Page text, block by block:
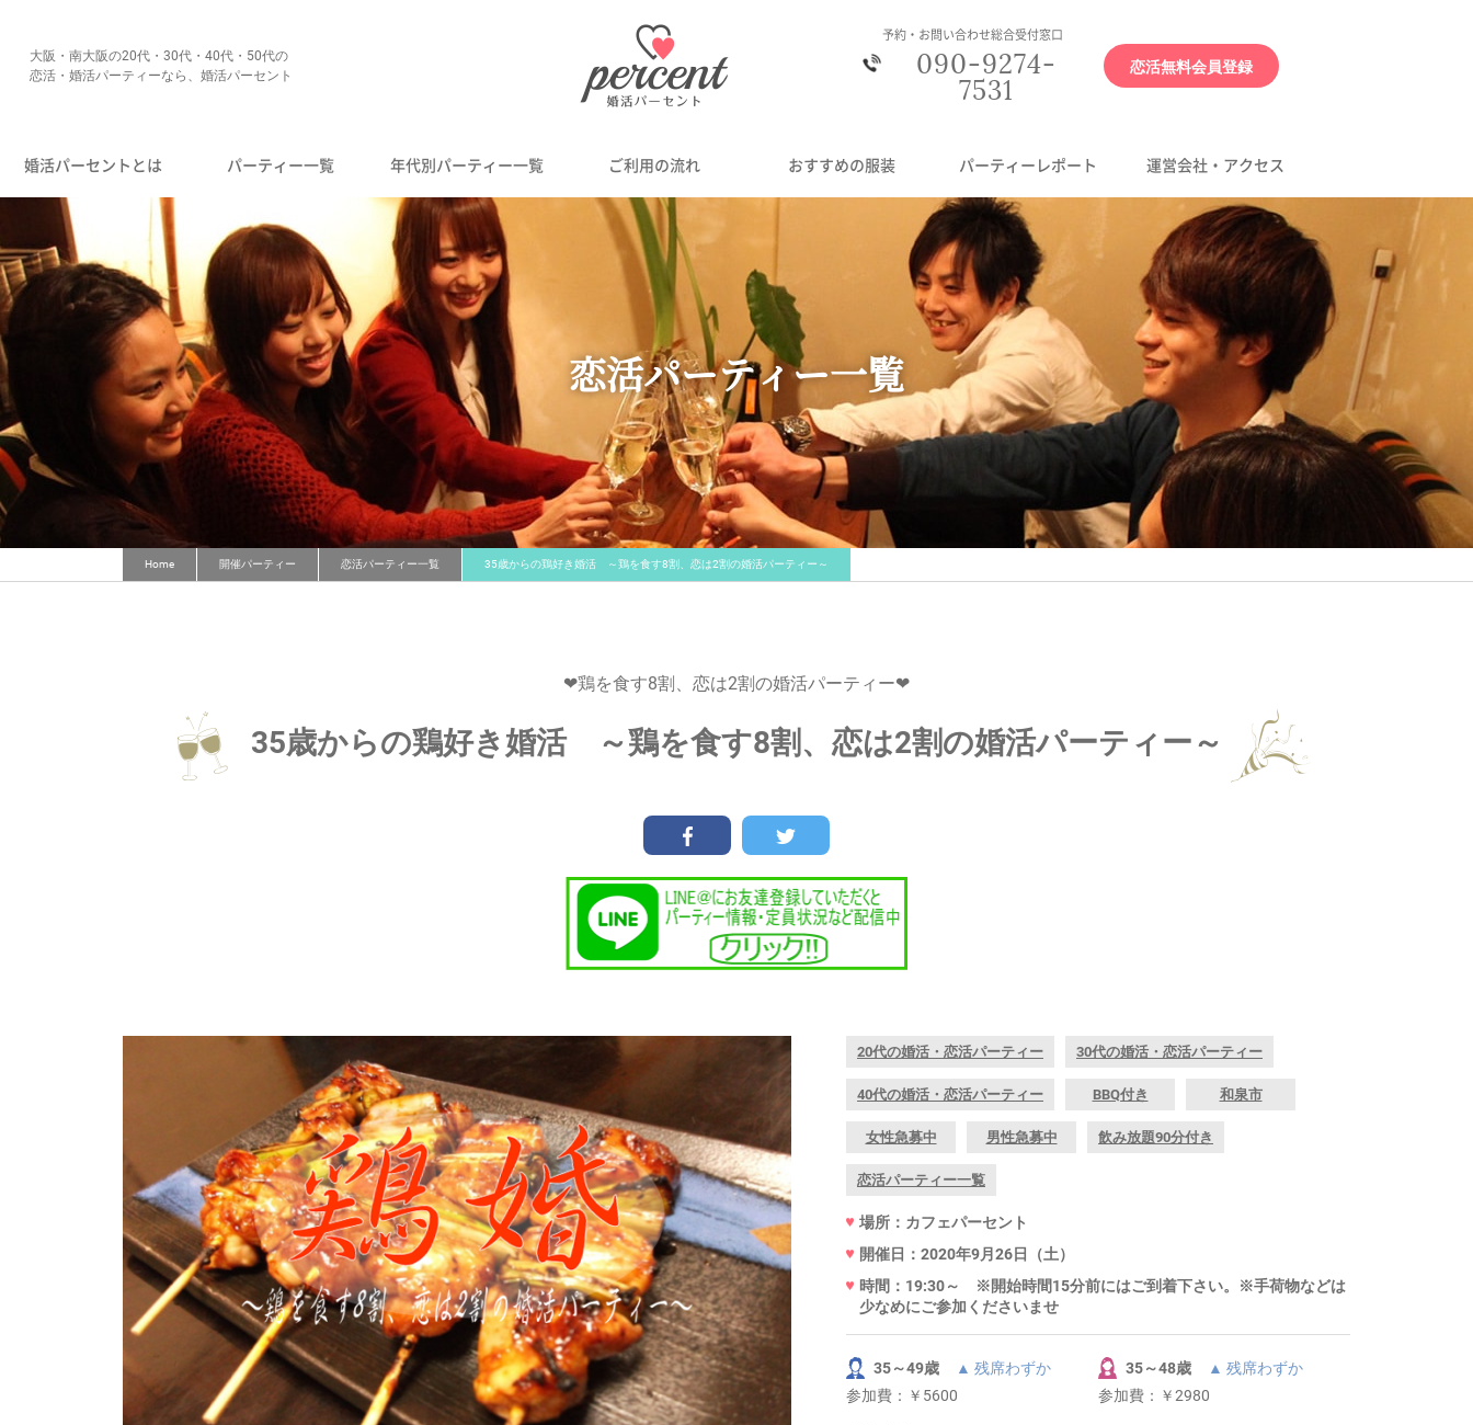
大阪・南大阪の20代・30代・40代・50代の
恋活・婚活パーティーなら、婚活パーセント
予約・お問い合わせ総合受付窓口
090-9274-
7531
恋活無料会員登録
婚活パーセントとは パーティー一覧 年代別パーティー一覧 ご利用の流れ おすすめの服装 パーティーレポート 運営会社・アクセス
恋活パーティー一覧
Home 開催パーティー 恋活パーティー一覧 35歳からの鶏好き婚活 ～鶏を食す8割、恋は2割の婚活パーティー～
❤鶏を食す8割、恋は2割の婚活パーティー❤
35歳からの鶏好き婚活 ～鶏を食す8割、恋は2割の婚活パーティー～
20代の婚活・恋活パーティー 30代の婚活・恋活パーティー
40代の婚活・恋活パーティー BBQ付き 和泉市
女性急募中 男性急募中 飲み放題90分付き
恋活パーティー一覧
場所：カフェパーセント
開催日：2020年9月26日（土）
時間：19:30～ ※開始時間15分前にはご到着下さい。※手荷物などは
少なめにご参加くださいませ
35～49歳
▲ 残席わずか
参加費： ￥5600
35～48歳
▲ 残席わずか
参加費： ￥2980